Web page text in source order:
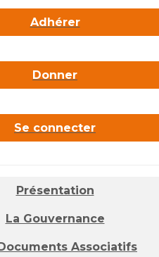
Adhérer
Donner
Se connecter
Présentation
La Gouvernance
Associatifs